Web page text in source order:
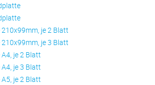
je 2 Blatt
je 3 Blatt
je 2 Blatt
je 3 Blatt
je 2 Blatt